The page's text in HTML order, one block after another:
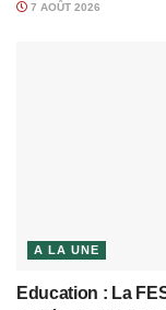
7 AOÛT 2026
A LA UNE
Education : La